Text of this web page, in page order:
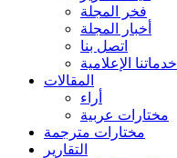
فخر المجلة
أخبار المجلة
اتصل بنا
خدماتنا الإعلامية
المقالات
أراء
مختارات عربية
مختارات مترجمة
التقارير